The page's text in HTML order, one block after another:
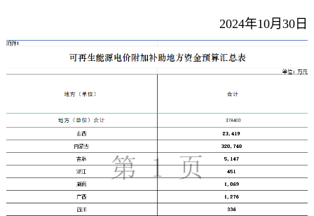
2024年10月30日